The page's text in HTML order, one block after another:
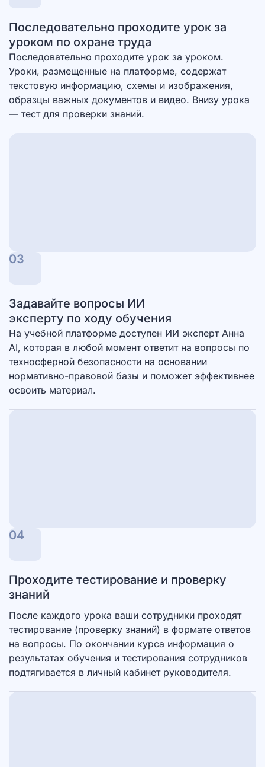
Последовательно проходите урок за
уроком по охране труда
Последовательно проходите урок за уроком.
Уроки, размещенные на платформе, содержат
текстовую информацию, схемы и изображения,
образцы важных документов и видео. Внизу урока
— тест для проверки знаний.
03
Задавайте вопросы ИИ
эксперту по ходу обучения
На учебной платформе доступен ИИ эксперт Анна
AI, которая в любой момент ответит на вопросы по
техносферной безопасности на основании
нормативно-правовой базы и поможет эффективнее
освоить материал.
04
Проходите тестирование и проверку
знаний
После каждого урока ваши сотрудники проходят
тестирование (проверку знаний) в формате ответов
на вопросы. По окончании курса информация о
результатах обучения и тестирования сотрудников
подтягивается в личный кабинет руководителя.